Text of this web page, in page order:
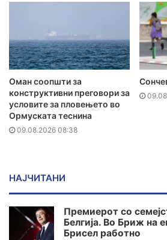
Оман соопшти за
конструктивни преговори за
условите за пловењето во
Ормуската теснина
09.08.2026 08:38
НАЈЧИТАНИ
Премиерот со
Белгија. Во Бриж на
Брисел работно